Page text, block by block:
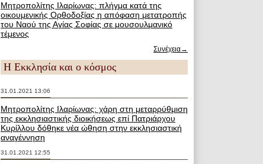
Μητροπολίτης Ιλαρίωνας: πλήγμα κατά της
οικουμενικής Ορθοδοξίας η απόφαση μετατροπής
του Ναού της Αγίας Σοφίας σε μουσουλμανικό
τέμενος
Συνέχεια→
Η Εκκλησία και ο κόσμος
31.01.2021 13:06
Μητροπολίτης Ιλαρίωνας: χάρη στη μεταρρύθμιση
της εκκλησιαστικής διοικήσεως επί Πατριάρχου
Κυρίλλου δόθηκε νέα ώθηση στην εκκλησιαστική
αναγέννηση
31.01.2021 12:55